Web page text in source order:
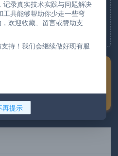
点击获取
买须知
记录真实技术实践与问题解决
工具能够帮助你少走一些弯
欢迎收藏、留言或赞助支
持！我们会继续做好现有服
再提示